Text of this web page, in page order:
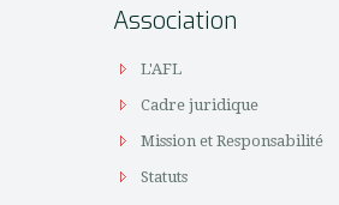
Association
L'AFL
Cadre juridique
Mission et Responsabilité
Statuts